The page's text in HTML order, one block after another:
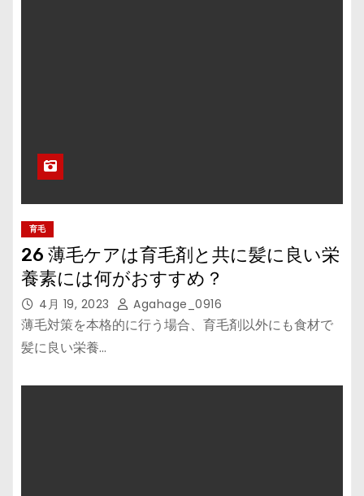
育毛
26 薄毛ケアは育毛剤と共に髪に良い栄
養素には何がおすすめ？
4月 19, 2023 Agahage_0916
薄毛対策を本格的に行う場合、育毛剤以外にも食材で
髪に良い栄養…